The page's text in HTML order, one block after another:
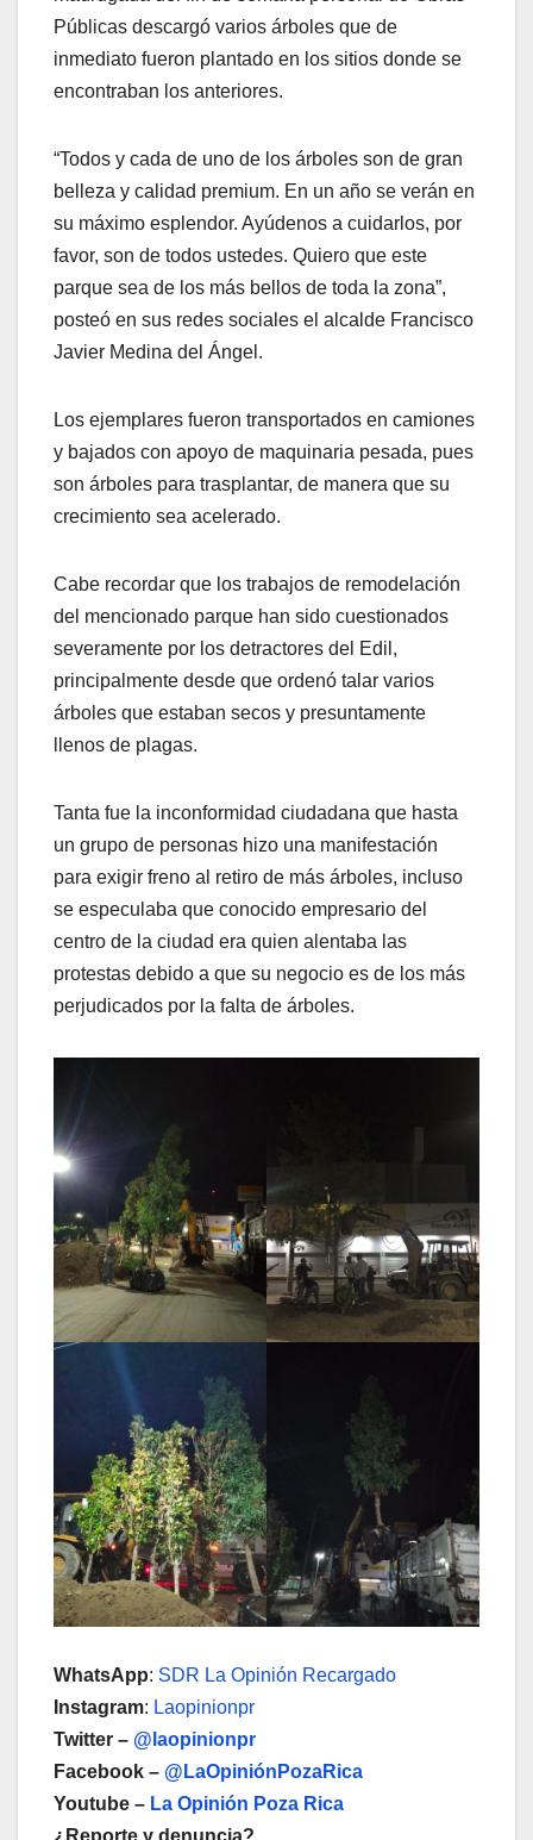
Públicas descargó varios árboles que de
inmediato fueron plantado en los sitios donde se
encontraban los anteriores.
“Todos y cada de uno de los árboles son de gran
belleza y calidad premium. En un año se verán en
su máximo esplendor. Ayúdenos a cuidarlos, por
favor, son de todos ustedes. Quiero que este
parque sea de los más bellos de toda la zona”,
posteó en sus redes sociales el alcalde Francisco
Javier Medina del Ángel.
Los ejemplares fueron transportados en camiones
y bajados con apoyo de maquinaria pesada, pues
son árboles para trasplantar, de manera que su
crecimiento sea acelerado.
Cabe recordar que los trabajos de remodelación
del mencionado parque han sido cuestionados
severamente por los detractores del Edil,
principalmente desde que ordenó talar varios
árboles que estaban secos y presuntamente
llenos de plagas.
Tanta fue la inconformidad ciudadana que hasta
un grupo de personas hizo una manifestación
para exigir freno al retiro de más árboles, incluso
se especulaba que conocido empresario del
centro de la ciudad era quien alentaba las
protestas debido a que su negocio es de los más
perjudicados por la falta de árboles.
WhatsApp: SDR La Opinión Recargado
Instagram: Laopinionpr
Twitter – @laopinionpr
Facebook – @LaOpiniónPozaRica
Youtube – La Opinión Poza Rica
¿Reporte y denuncia?